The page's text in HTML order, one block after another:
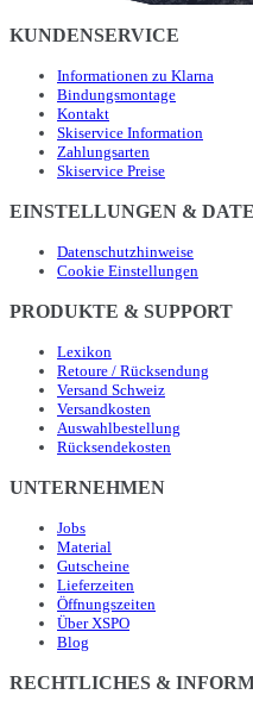
KUNDENSERVICE
Informationen zu Klarna
Bindungsmontage
Kontakt
Skiservice Information
Zahlungsarten
Skiservice Preise
EINSTELLUNGEN &
Datenschutzhinweise
Cookie Einstellungen
PRODUKTE & SUPPORT
Lexikon
Retoure / Rücksendung
Versand Schweiz
Versandkosten
Auswahlbestellung
Rücksendekosten
UNTERNEHMEN
Jobs
Material
Gutscheine
Lieferzeiten
Öffnungszeiten
Über XSPO
Blog
RECHTLICHES &